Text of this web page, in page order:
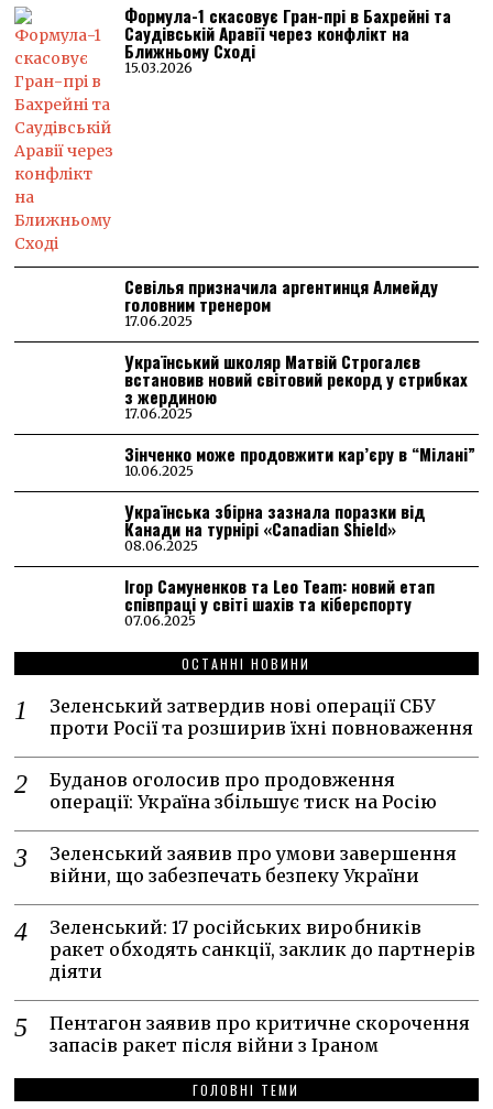
Формула-1 скасовує Гран-прі в Бахрейні та
Саудівській Аравії через конфлікт на
Ближньому Сході
15.03.2026
Севілья призначила аргентинця Алмейду
головним тренером
17.06.2025
Український школяр Матвій Строгалєв
встановив новий світовий рекорд у стрибках
з жердиною
17.06.2025
Зінченко може продовжити кар’єру в “Мілані”
10.06.2025
Українська збірна зазнала поразки від
Канади на турнірі «Canadian Shield»
08.06.2025
Ігор Самуненков та Leo Team: новий етап
співпраці у світі шахів та кіберспорту
07.06.2025
ОСТАННІ НОВИНИ
Зеленський затвердив нові операції СБУ
проти Росії та розширив їхні повноваження
Буданов оголосив про продовження
операції: Україна збільшує тиск на Росію
Зеленський заявив про умови завершення
війни, що забезпечать безпеку України
Зеленський: 17 російських виробників
ракет обходять санкції, заклик до партнерів
діяти
Пентагон заявив про критичне скорочення
запасів ракет після війни з Іраном
ГОЛОВНІ ТЕМИ